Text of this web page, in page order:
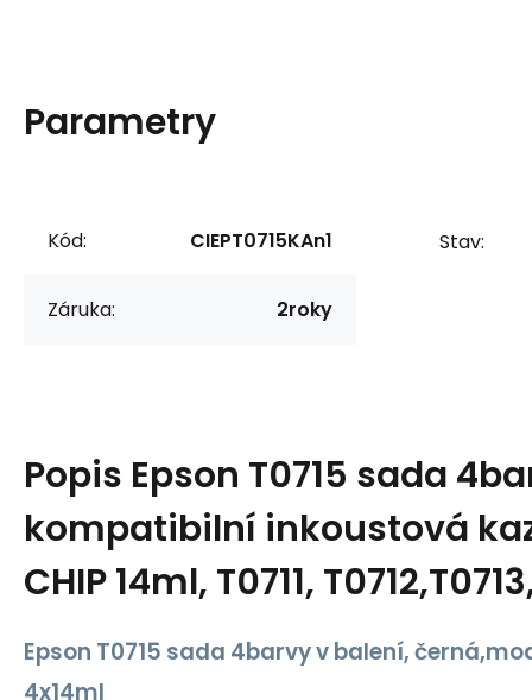
Parametry
Kód: CIEPT0715KAn1
Záruka: 2roky
Stav:
Popis Epson T0715 sada
kompatibilní inkoustová
CHIP 14ml, T0711,
Epson T0715 sada 4barvy v balení,
4x14ml